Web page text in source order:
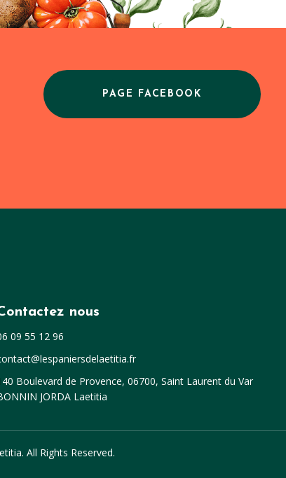
PAGE FACEBOOK
nous
09 55 12 96
Boulevard de Provence, 06700, Saint Laurent du Var
JORDA Laetitia
All Rights Reserved.